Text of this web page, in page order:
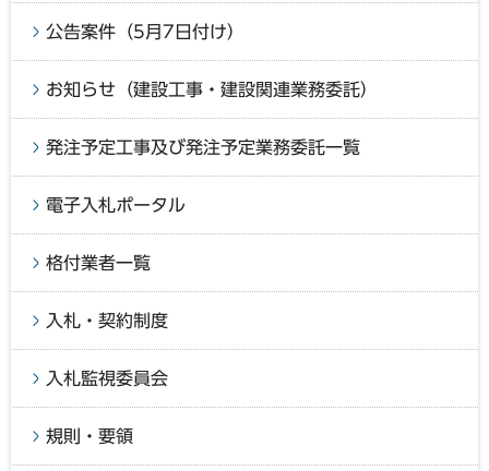
公告案件（5月7日付け）
お知らせ（建設工事・建設関連業務委託）
発注予定工事及び発注予定業務委託一覧
電子入札ポータル
格付業者一覧
入札・契約制度
入札監視委員会
規則・要領